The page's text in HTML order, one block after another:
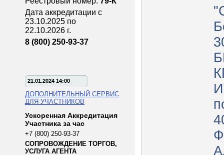
Дата аккредитации с
23.10.2025 по
22.10.2026 г.
8 (800) 250-93-37
21.01.2024 14:00
ДОПОЛНИТЕЛЬНЫЙ СЕРВИС
ДЛЯ УЧАСТНИКОВ
Ускоренная Аккредитация
Участника за час
+7 (800) 250-93-37
СОПРОВОЖДЕНИЕ ТОРГОВ,
УСЛУГА АГЕНТА